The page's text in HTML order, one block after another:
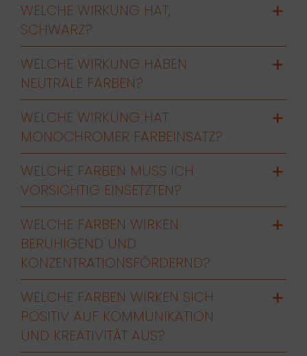
WELCHE WIRKUNG HAT,
SCHWARZ?
WELCHE WIRKUNG HABEN
NEUTRALE FARBEN?
WELCHE WIRKUNG HAT
MONOCHROMER FARBEINSATZ?
WELCHE FARBEN MUSS ICH
VORSICHTIG EINSETZTEN?
WELCHE FARBEN WIRKEN
BERUHIGEND UND
KONZENTRATIONSFÖRDERND?
WELCHE FARBEN WIRKEN SICH
POSITIV AUF KOMMUNIKATION
UND KREATIVITÄT AUS?